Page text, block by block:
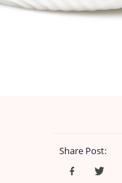
Share Post: